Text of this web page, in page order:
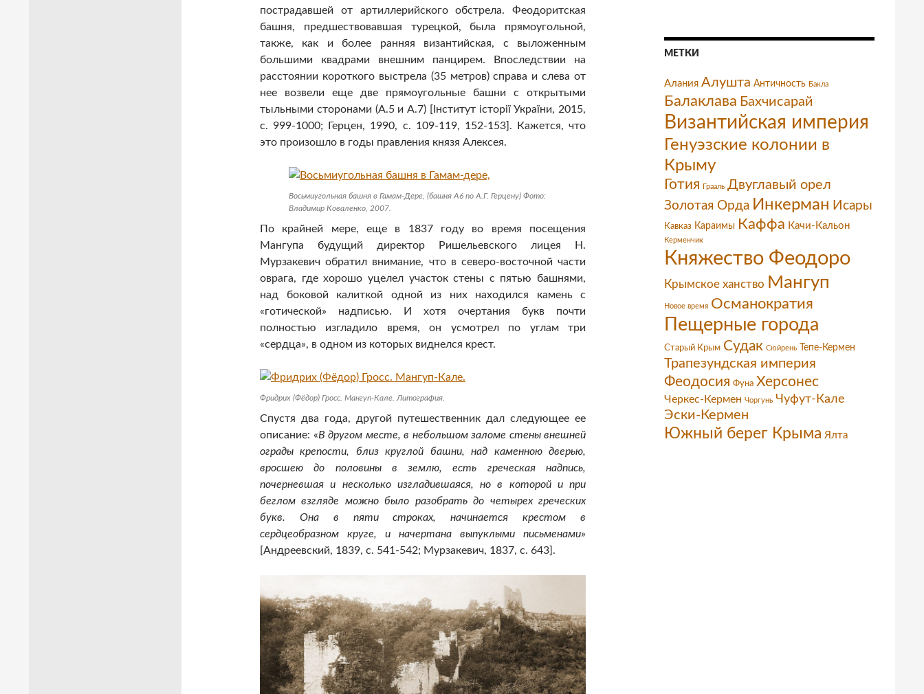
пострадавшей от артиллерийского обстрела. Феодоритская
башня, предшествовавшая турецкой, была прямоугольной,
также, как и более ранняя византийская, с выложенным
большими квадрами внешним панцирем. Впоследствии на
расстоянии короткого выстрела (35 метров) справа и слева от
нее возвели еще две прямоугольные башни с открытыми
тыльными сторонами (А.5 и А.7) [Інститут історії України, 2015,
с. 999-1000; Герцен, 1990, с. 109-119, 152-153]. Кажется, что
это произошло в годы правления князя Алексея.
Восьмиугольная башня в Гамам-Дере, (башня А6 по А.Г. Герцену) Фото:
Владимир Коваленко, 2007.
По крайней мере, еще в 1837 году во время посещения
Мангупа будущий директор Ришельевского лицея Н.
Мурзакевич обратил внимание, что в северо-восточной части
оврага, где хорошо уцелел участок стены с пятью башнями,
над боковой калиткой одной из них находился камень с
«готической» надписью. И хотя очертания букв почти
полностью изгладило время, он усмотрел по углам три
«сердца», в одном из которых виднелся крест.
Фридрих (Фёдор) Гросс. Мангуп-Кале. Литография.
Спустя два года, другой путешественник дал следующее ее
описание: «В другом месте, в небольшом заломе стены внешней
ограды крепости, близ круглой башни, над каменною дверью,
вросшею до половины в землю, есть греческая надпись,
почерневшая и несколько изгладившаяся, но в которой и при
беглом взгляде можно было разобрать до четырех греческих
букв. Она в пяти строках, начинается крестом в
сердцеобразном круге, и начертана выпуклыми письменами»
[Андреевский, 1839, с. 541-542; Мурзакевич, 1837, с. 643].
МЕТКИ
Алания Алушта Античность Бакла
Балаклава Бахчисарай
Византийская империя
Генуэзские колонии в
Крыму
Готия Грааль Двуглавый орел
Золотая Орда Инкерман Исары
Кавказ Караимы Каффа Качи-Кальон
Керменчик
Княжество Феодоро
Крымское ханство Мангуп
Новое время Османократия
Пещерные города
Старый Крым Судак Сюйрень Тепе-Кермен
Трапезундская империя
Феодосия Фуна Херсонес
Черкес-Кермен Чоргунь Чуфут-Кале
Эски-Кермен
Южный берег Крыма Ялта